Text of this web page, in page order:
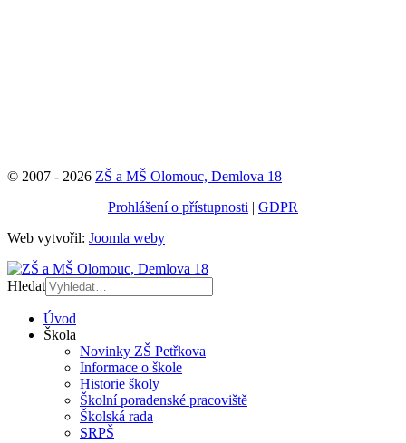
© 2007 - 2026 ZŠ a MŠ Olomouc, Demlova 18
Prohlášení o přístupnosti | GDPR
Web vytvořil: Joomla weby
Hledat
Úvod
Škola
Novinky ZŠ Petřkova
Informace o škole
Historie školy
Školní poradenské pracoviště
Školská rada
SRPŠ